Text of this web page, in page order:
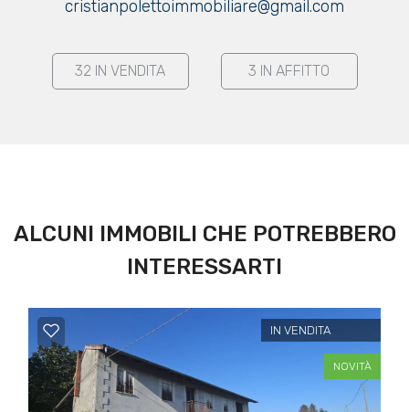
cristianpolettoimmobiliare@gmail.com
32 IN VENDITA 3 IN AFFITTO
ALCUNI IMMOBILI CHE POTREBBERO
INTERESSARTI
IN VENDITA
NOVITÀ
USA
CONTATTI
Tipologia
Qualsiasi
Residenziali